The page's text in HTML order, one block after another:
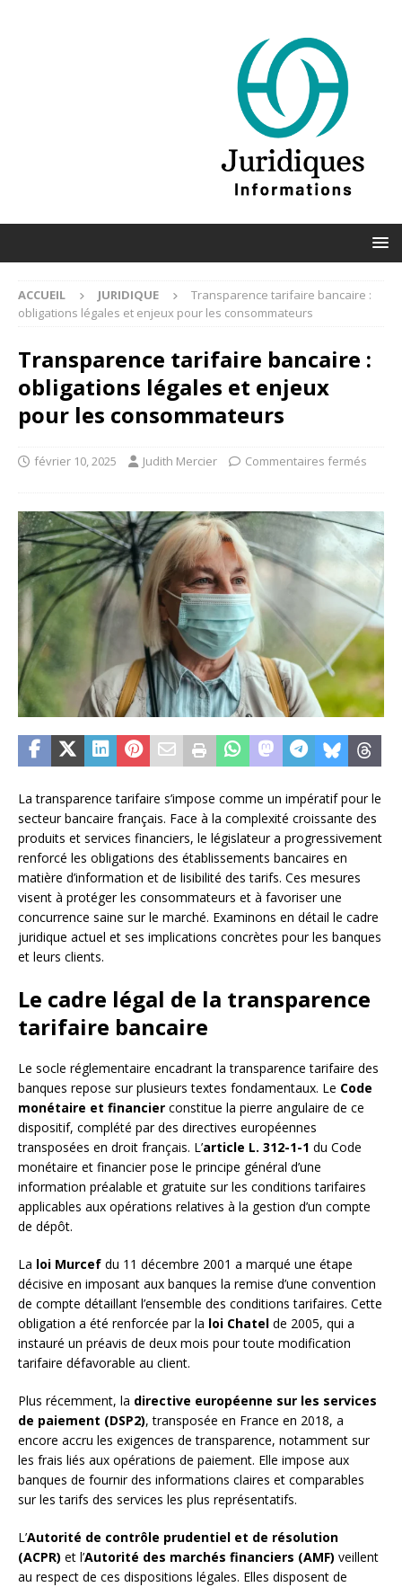
ACCUEIL JURIDIQUE
Transparence tarifaire bancaire :
obligations légales et enjeux pour les consommateurs
Transparence tarifaire bancaire :
obligations légales et enjeux
pour les consommateurs
février 10, 2025 Judith Mercier Commentaires fermés
La transparence tarifaire s’impose comme un impératif pour le
secteur bancaire français. Face à la complexité croissante des
produits et services financiers, le législateur a progressivement
renforcé les obligations des établissements bancaires en
matière d’information et de lisibilité des tarifs. Ces mesures
visent à protéger les consommateurs et à favoriser une
concurrence saine sur le marché. Examinons en détail le cadre
juridique actuel et ses implications concrètes pour les banques
et leurs clients.
Le cadre légal de la transparence
tarifaire bancaire
Le socle réglementaire encadrant la transparence tarifaire des
banques repose sur plusieurs textes fondamentaux. Le Code
monétaire et financier constitue la pierre angulaire de ce
dispositif, complété par des directives européennes
transposées en droit français. L’article L. 312-1-1 du Code
monétaire et financier pose le principe général d’une
information préalable et gratuite sur les conditions tarifaires
applicables aux opérations relatives à la gestion d’un compte
de dépôt.
La loi Murcef du 11 décembre 2001 a marqué une étape
décisive en imposant aux banques la remise d’une convention
de compte détaillant l’ensemble des conditions tarifaires. Cette
obligation a été renforcée par la loi Chatel de 2005, qui a
instauré un préavis de deux mois pour toute modification
tarifaire défavorable au client.
Plus récemment, la directive européenne sur les services
de paiement (DSP2), transposée en France en 2018, a
encore accru les exigences de transparence, notamment sur
les frais liés aux opérations de paiement. Elle impose aux
banques de fournir des informations claires et comparables
sur les tarifs des services les plus représentatifs.
L’Autorité de contrôle prudentiel et de résolution
(ACPR) et l’Autorité des marchés financiers (AMF) veillent
au respect de ces dispositions légales. Elles disposent de